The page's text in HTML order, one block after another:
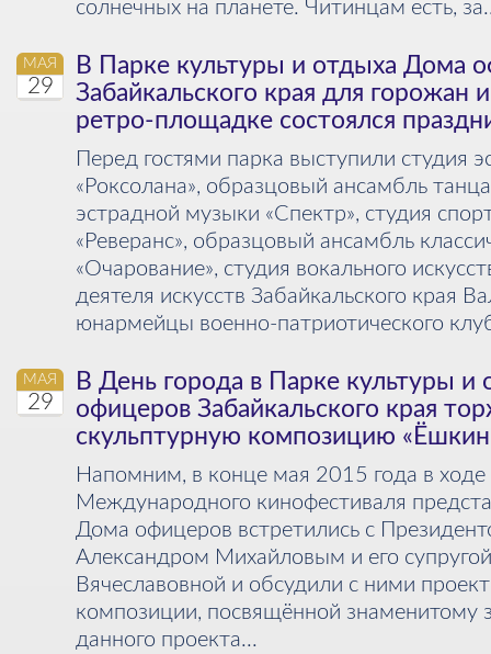
солнечных на планете. Читинцам есть,
МАЯ
29
В Парке культуры и отдыха Дома
Забайкальского края для горожан
ретро-площадке состоялся
Перед гостями парка выступили студия
«Роксолана», образцовый ансамбль
эстрадной музыки «Спектр», студия
«Реверанс», образцовый ансамбль
«Очарование», студия вокального
деятеля искусств Забайкальского края
юнармейцы военно-патриотического
МАЯ
29
В День города в Парке культуры и
офицеров Забайкальского края
скульптурную композицию «Ёшкин
Напомним, в конце мая 2015 года в ходе
Международного кинофестиваля
Дома офицеров встретились с
Александром Михайловым и его
Вячеславовной и обсудили с ними
композиции, посвящённой знаменитому
данного проекта...